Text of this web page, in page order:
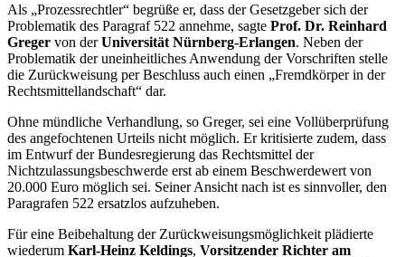
Als „Prozessrechtler“ begrüße er, dass der Gesetzgeber sich der
Problematik des Paragraf 522 annehme, sagte Prof. Dr. Reinhard
Greger von derUniversität Nürnberg-Erlangen. Neben der
Problematik der uneinheitliches Anwendung der Vorschriften stelle
die Zurückweisung per Beschluss auch einen „Fremdkörper in der
Rechtsmittellandschaft“ dar.
Ohne mündliche Verhandlung, so Greger, sei eine Vollüberprüfung
des angefochtenen Urteils nicht möglich. Er kritisierte zudem, dass
im Entwurf der Bundesregierung das Rechtsmittel der
Nichtzulassungsbeschwerde erst ab einem Beschwerdewert von
20.000 Euro möglich sei. Seiner Ansicht nach ist es sinnvoller, den
Paragrafen 522 ersatzlos aufzuheben.
Für eine Beibehaltung der Zurückweisungsmöglichkeit plädierte
wiederum Karl-Heinz Keldings, Vorsitzender Richter am